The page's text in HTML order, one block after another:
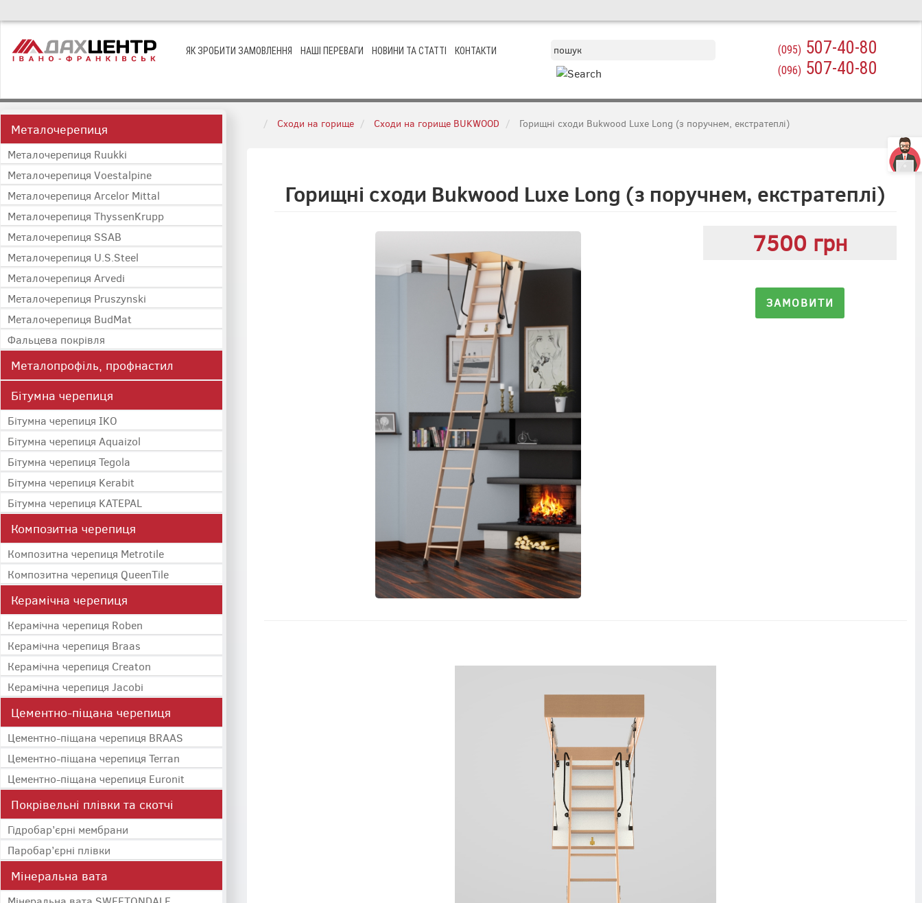
ЯК ЗРОБИТИ ЗАМОВЛЕННЯ НАШІ ПЕРЕВАГИ НОВИНИ ТА СТАТТІ КОНТАКТИ (095) 507-40-80
(096) 507-40-80
Металочерепиця
Металочерепиця Ruukki
Металочерепиця Voestalpine
Металочерепиця Arcelor Mittal
Металочерепиця ThyssenKrupp
Металочерепиця SSAB
Металочерепиця U.S.Steel
Металочерепиця Arvedi
Металочерепиця Pruszynski
Металочерепиця BudMat
Фальцева покрівля
Металопрофіль, профнастил
Бітумна черепиця
Бітумна черепиця IKO
Бітумна черепиця Aquaizol
Бітумна черепиця Tegola
Бітумна черепиця Kerabit
Бітумна черепиця KATEPAL
Композитна черепиця
Композитна черепиця Metrotile
Композитна черепиця QueenTile
Керамічна черепиця
Керамічна черепиця Roben
Керамічна черепиця Braas
Керамічна черепиця Creaton
Керамічна черепиця Jacobi
Цементно-піщана черепиця
Цементно-піщана черепиця BRAAS
Цементно-піщана черепиця Terran
Цементно-піщана черепиця Euronit
Покрівельні плівки та скотчі
Гідробар’єрні мембрани
Паробар’єрні плівки
Мінеральна вата
Сходи на горище Сходи на горище BUKWOOD Горищні сходи Bukwood Luxe Long (з поручнем, екстратеплі)
Горищні сходи Bukwood Luxe Long (з поручнем, екстратеплі)
7500 грн
ЗАМОВИТИ